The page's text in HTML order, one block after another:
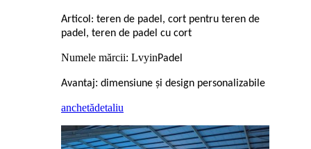
Articol: teren de padel, cort pentru teren de
padel, teren de padel cu cort
Numele mărcii: LvyinPadel
Avantaj: dimensiune și design personalizabile
anchetădetaliu